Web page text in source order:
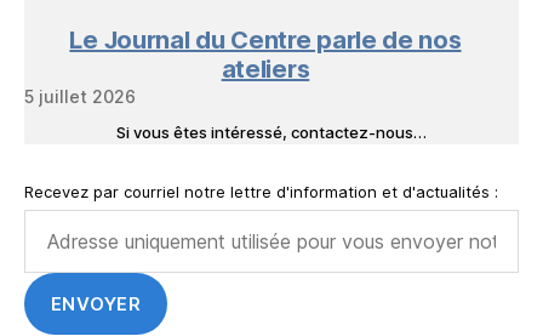
Le Journal du Centre parle de nos
ateliers
5 juillet 2026
Si vous êtes intéressé, contactez-nous…
Recevez par courriel notre lettre d'information et d'actualités :